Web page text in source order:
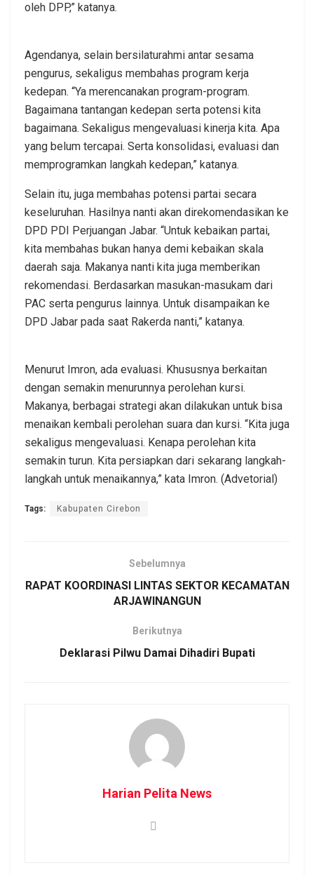
oleh DPP,” katanya.
Agendanya, selain bersilaturahmi antar sesama
pengurus, sekaligus membahas program kerja
kedepan. “Ya merencanakan program-program.
Bagaimana tantangan kedepan serta potensi kita
bagaimana. Sekaligus mengevaluasi kinerja kita. Apa
yang belum tercapai. Serta konsolidasi, evaluasi dan
memprogramkan langkah kedepan,” katanya.
Selain itu, juga membahas potensi partai secara
keseluruhan. Hasilnya nanti akan direkomendasikan ke
DPD PDI Perjuangan Jabar. “Untuk kebaikan partai,
kita membahas bukan hanya demi kebaikan skala
daerah saja. Makanya nanti kita juga memberikan
rekomendasi. Berdasarkan masukan-masukam dari
PAC serta pengurus lainnya. Untuk disampaikan ke
DPD Jabar pada saat Rakerda nanti,” katanya.
Menurut Imron, ada evaluasi. Khususnya berkaitan
dengan semakin menurunnya perolehan kursi.
Makanya, berbagai strategi akan dilakukan untuk bisa
menaikan kembali perolehan suara dan kursi. “Kita juga
sekaligus mengevaluasi. Kenapa perolehan kita
semakin turun. Kita persiapkan dari sekarang langkah-
langkah untuk menaikannya,” kata Imron. (Advetorial)
Tags: Kabupaten Cirebon
Sebelumnya
RAPAT KOORDINASI LINTAS SEKTOR KECAMATAN
ARJAWINANGUN
Berikutnya
Deklarasi Pilwu Damai Dihadiri Bupati
Harian Pelita News